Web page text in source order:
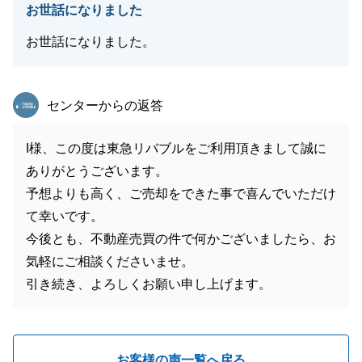
お世話になりました
お世話になりました。
東急リバブル
センターからの返答
I様、この度は東急リバブルをご利用頂きまして誠に
ありがとうございます。
予想よりも高く、ご売却をできた事で喜んでいただけ
て幸いです。
今後とも、不動産売買の件で何かございましたら、お
気軽にご相談くださいませ。
引き続き、よろしくお願い申し上げます。